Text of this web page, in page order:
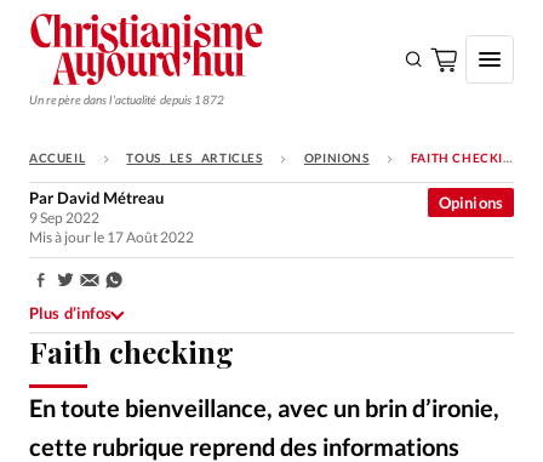
Un repère dans l'actualité depuis 1872
S'ABONNER
Monde
Opinions
Tous les articles
Faire un don
Emploi
ACCUEIL TOUS LES ARTICLES OPINIONS FAITH CHECKING
Faith checking
En toute bienveillance, avec un brin d’ironie,
cette rubrique reprend des informations
Opinions
Par David Métreau
9 Sep 2022
Mis à jour le 17 Août 2022
Partager:
Plus d’infos